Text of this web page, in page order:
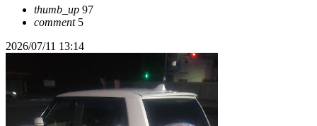
thumb_up 97
comment5
2026/07/11 13:14